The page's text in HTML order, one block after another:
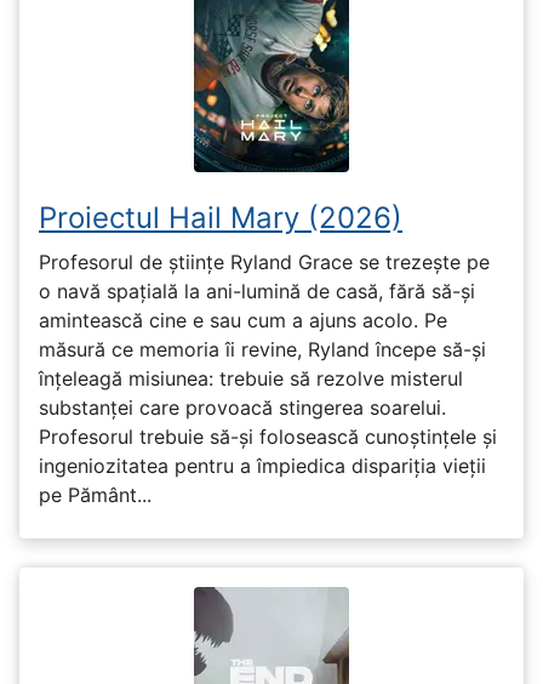
Proiectul Hail Mary (2026)
Profesorul de științe Ryland Grace se trezește pe
o navă spațială la ani-lumină de casă, fără să-și
amintească cine e sau cum a ajuns acolo. Pe
măsură ce memoria îi revine, Ryland începe să-și
înțeleagă misiunea: trebuie să rezolve misterul
substanței care provoacă stingerea soarelui.
Profesorul trebuie să-și folosească cunoștințele și
ingeniozitatea pentru a împiedica dispariția vieții
pe Pământ...